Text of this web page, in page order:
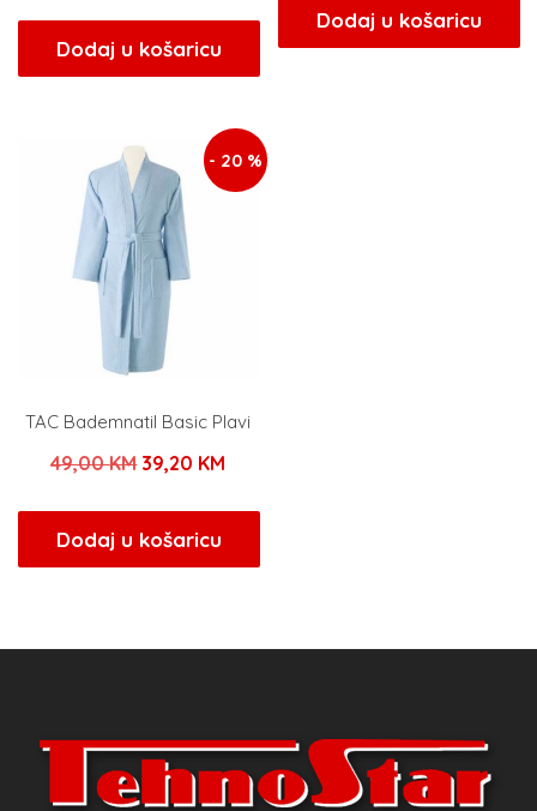
bila
je:
34,00 KM.
Dodaj u košaricu
bila
je:
Dodaj u košaricu
- 20 %
TAC Bademnatil Basic Plavi
49,00KM Izvorna
bila
je:
39,20 KM
39,20 KM.
Dodaj u košaricu